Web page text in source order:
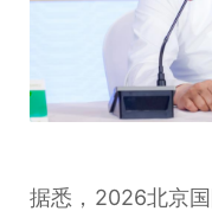
据悉，2026北京